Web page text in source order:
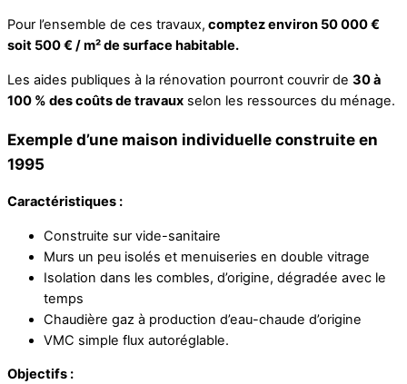
Pour l’ensemble de ces travaux, comptez environ 50 000 €
soit 500 € / m² de surface habitable.
Les aides publiques à la rénovation pourront couvrir de 30 à
100 % des coûts de travaux selon les ressources du ménage.
Exemple d’une maison individuelle construite en
1995
Caractéristiques :
Construite sur vide-sanitaire
Murs un peu isolés et menuiseries en double vitrage
Isolation dans les combles, d’origine, dégradée avec le
temps
Chaudière gaz à production d’eau-chaude d’origine
VMC simple flux autoréglable.
Objectifs :